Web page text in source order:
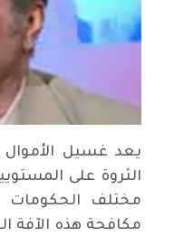
يعد غسيل
الثروة على
مختلف الحكومات
مكافحة هذه الآفة